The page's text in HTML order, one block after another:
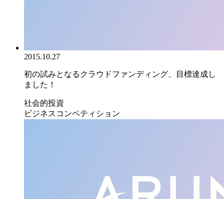
2015.10.27
初の試みとなるクラウドファンディング、目標達成し
ました！
社会的投資
ビジネスコンペティション